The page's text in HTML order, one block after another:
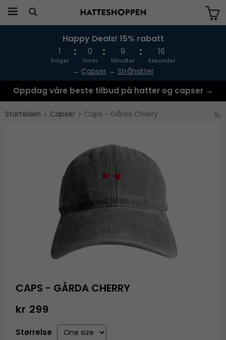
Produktet har blitt lagt til i handlekurven
Happy Deals! 15% rabatt
1
Dager
0
Timer
9
Minutter
16
Sekunder
→ Capser → Stråhatter
Oppdag våre beste tilbud på hatter og capser →
Startsiden Capser Caps - Gårda Cherry
CAPS - GÅRDA CHERRY
kr 299
Størrelse